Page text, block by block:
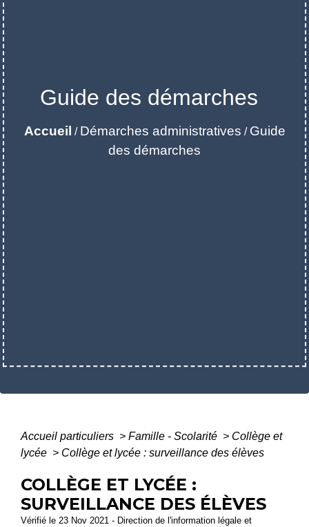
Guide des démarches
Accueil / Démarches administratives / Guide
des démarches
Accueil particuliers > Famille - Scolarité > Collège et
lycée > Collège et lycée : surveillance des élèves
COLLÈGE ET LYCÉE :
SURVEILLANCE DES ÉLÈVES
Vérifié le 23 Nov 2021 - Direction de l'information légale et